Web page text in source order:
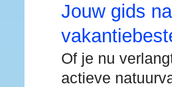
Jouw gids
Of je nu
actieve